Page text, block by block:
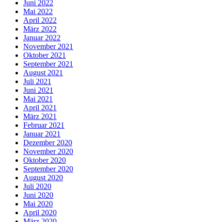
Juni 2022
Mai 2022
April 2022
März 2022
Januar 2022
November 2021
Oktober 2021
September 2021
August 2021
Juli 2021
Juni 2021
Mai 2021
April 2021
März 2021
Februar 2021
Januar 2021
Dezember 2020
November 2020
Oktober 2020
September 2020
August 2020
Juli 2020
Juni 2020
Mai 2020
April 2020